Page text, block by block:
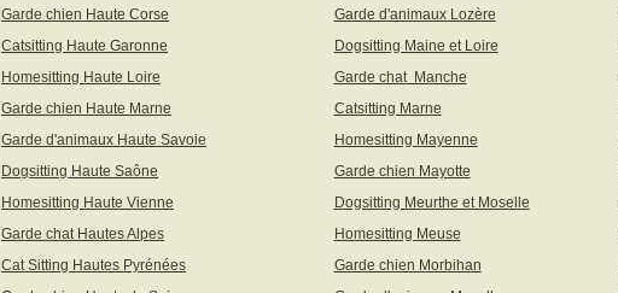
Garde chien Haute Corse Garde d'animaux Lozère
Catsitting Haute Garonne Dogsitting Maine et Loire
Homesitting Haute Loire Garde chat Manche
Garde chien Haute Marne Catsitting Marne
Garde d'animaux Haute Savoie Homesitting Mayenne
Dogsitting Haute Saône Garde chien Mayotte
Homesitting Haute Vienne Dogsitting Meurthe et Moselle
Garde chat Hautes Alpes Homesitting Meuse
Cat Sitting Hautes Pyrénées Garde chien Morbihan